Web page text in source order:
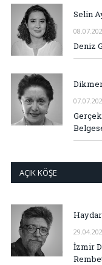
Selin
Deniz
AÇIK KÖŞE
İzmir